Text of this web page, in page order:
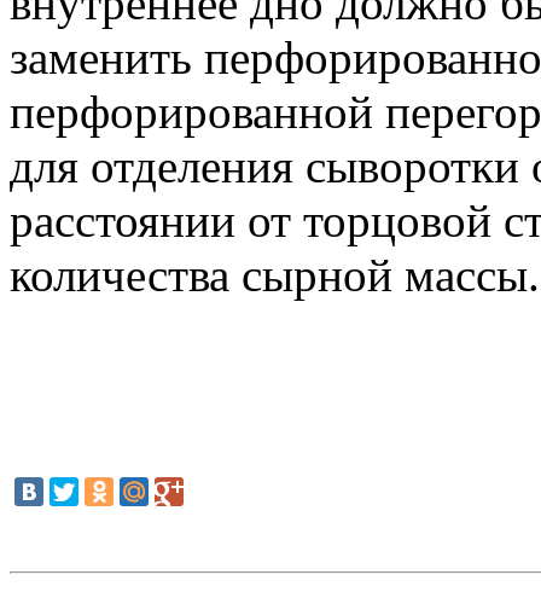
заменить
перфорированной
для отделения
расстоянии от торцовой
количества сырной массы.